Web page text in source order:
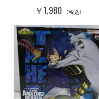
￥1,980 （税込）